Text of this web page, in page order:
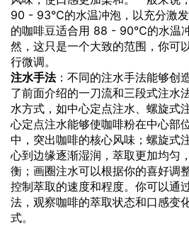
90 - 93℃的水温冲泡，以充分激
的咖啡豆适合用 88 - 90℃的水温
然，这只是一个大致的范围，你可
行微调。
注水手法：不同的注水手法能够创
了前面介绍的一刀流和三段式注水
水方式，如中心定点注水、螺旋式
心定点注水能够使咖啡粉在中心部
中，突出咖啡的核心风味；螺旋式
心到边缘逐渐湿润，萃取更加均匀
衡；画圈注水可以根据你的喜好调
控制萃取的速度和程度。你可以通
法，观察咖啡的萃取状态和口感变
式。